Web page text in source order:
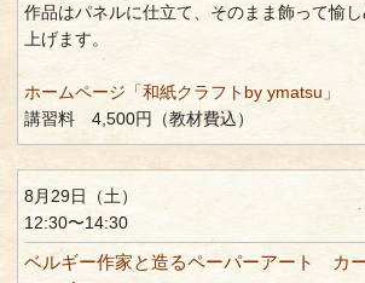
作品はパネルに仕立て、そのまま飾って愉
上げます。
ホームページ「和紙クラフトby ymatsu」
講習料 4,500円（教材費込）
8月29日（土）
12:30〜14:30
ベルギー作家と造るペーパーアート カ